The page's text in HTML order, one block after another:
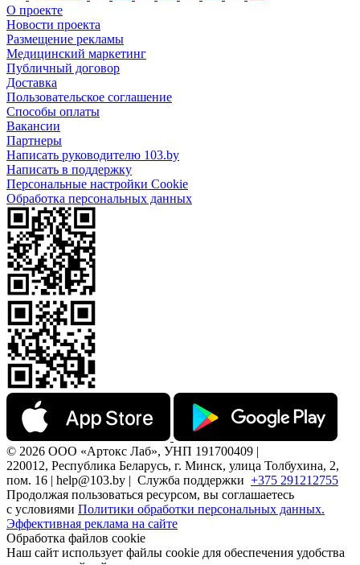
О проекте
Новости проекта
Размещение рекламы
Медицинский маркетинг
Публичный договор
Доставка
Пользовательское соглашение
Способы оплаты
Вакансии
Партнеры
Написать руководителю 103.by
Написать в поддержку
Персональные настройки Cookie
Обработка персональных данных
© 2026 ООО «Артокс Лаб», УНП 191700409 |
220012, Республика Беларусь, г. Минск, улица Толбухина, 2,
пом. 16 | help@103.by | Служба поддержки +375 291212755
Продолжая пользоваться ресурсом, вы соглашаетесь
с условиями Политики обработки персональных данных.
Эффективная реклама на сайте
Обработка файлов cookie
Наш сайт использует файлы cookie для обеспечения удобства